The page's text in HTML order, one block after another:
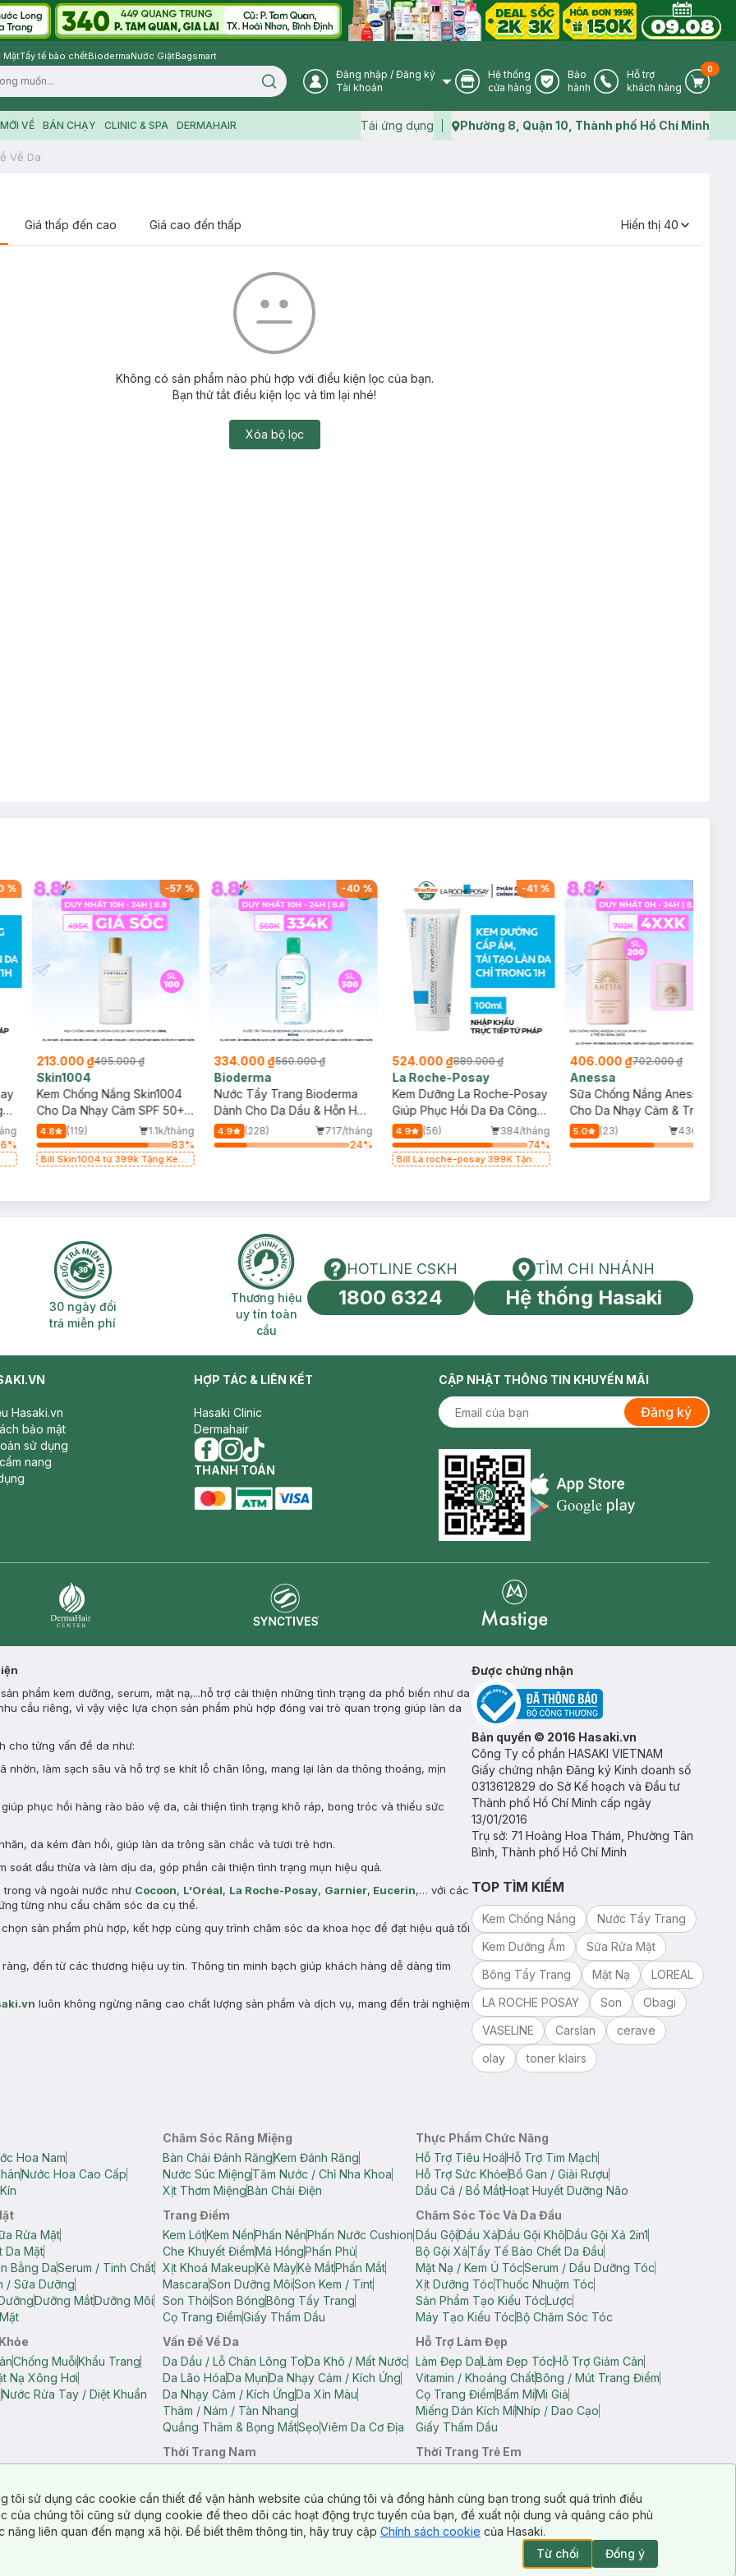
MặtTẩy tế bào chếtBiodermaNước GiặtBagsmart
Search icon User Icon
Đăng nhập / Đăng ký
Tài khoản
Store Icon
Hệ thống
cửa hàng
Warranty Icon
Bảo
hành
Phone Icon
Hỗ trợ
khách hàng
Cart
0
VỀ BÁN CHẠY CLINIC & SPA DERMAHAIR Tải ứng dụng Map icon
Phường 8, Quận 10, Thành phố Hồ Chí Minh
Về Da
Giá thấp đến cao Giá cao đến thấp Hiển thị 40
Không có sản phẩm nào phù hợp với điều kiện lọc của bạn.
Bạn thử tắt điều kiện lọc và tìm lại nhé!
Xóa bộ lọc
%
%
-57 %
213.000 ₫495.000 ₫
Skin1004
Kem Chống Nắng Skin1004
Cho Da Nhạy Cảm SPF 50+
50ml
4.8 (119)
1.1k/tháng
83%
Bill Skin1004 từ 399k Tặng Kem
-40 %
334.000 ₫560.000 ₫
Bioderma
Nước Tẩy Trang Bioderma
Dành Cho Da Dầu & Hỗn Hợp
500ml
4.9 (228)
717/tháng
24%
-41 %
524.000 ₫889.000 ₫
La Roche-Posay
Kem Dưỡng La Roche-Posay
Giúp Phục Hồi Da Đa Công
Dụng 100ml
4.9 (56)
384/tháng
74%
Bill La roche-posay 399K Tặng
406.000 ₫702.000 ₫
Anessa
Sữa Chống Nắng Anessa
Cho Da Nhạy Cảm & Trẻ Em
60ml (Mới)
5.0 (23)
436/tháng
2H 30 ngày đổi trả miễn phí
30 ngày đổi
trả miễn phí
Thương hiệu uy tín toàn cầu
Thương hiệu
uy tín toàn
cầu
HOTLINE CSKH
HOTLINE CSKH
1800 6324
Tìm chi nhánh
TÌM CHI NHÁNH
Hệ thống Hasaki
Hasaki.vn
bảo mật
sử dụng
nang
HỢP TÁC & LIÊN KẾT
Hasaki Clinic
Dermahair
facebook
instagram
tiktok
THANH TOÁN
CẬP NHẬT THÔNG TIN KHUYẾN MÃI
Đăng ký
Appstore icon
phẩm kem dưỡng, serum, mặt nạ,...hỗ trợ cải thiện những tình trạng da phổ biến như da
cầu riêng, vì vậy việc lựa chọn sản phẩm phù hợp đóng vai trò quan trọng giúp làn da
cho từng vấn đề da như:
nhờn, làm sạch sâu và hỗ trợ se khít lỗ chân lông, mang lại làn da thông thoáng, mịn
phục hồi hàng rào bảo vệ da, cải thiện tình trạng khô ráp, bong tróc và thiếu sức
da kém đàn hồi, giúp làn da trông săn chắc và tươi trẻ hơn.
soát dầu thừa và làm dịu da, góp phần cải thiện tình trạng mụn hiệu quả.
và ngoài nước như Cocoon, L'Oréal, La Roche-Posay, Garnier, Eucerin,… với các
từng nhu cầu chăm sóc da cụ thể.
sản phẩm phù hợp, kết hợp cùng quy trình chăm sóc da khoa học để đạt hiệu quả tối
đến từ các thương hiệu uy tín. Thông tin minh bạch giúp khách hàng dễ dàng tìm
luôn không ngừng nâng cao chất lượng sản phẩm và dịch vụ, mang đến trải nghiệm
Được chứng nhận
Bản quyền © 2016 Hasaki.vn
Công Ty cổ phần HASAKI VIETNAM
Giấy chứng nhận Đăng ký Kinh doanh số
0313612829 do Sở Kế hoạch và Đầu tư
Thành phố Hồ Chí Minh cấp ngày
13/01/2016
Trụ sở: 71 Hoàng Hoa Thám, Phường Tân
Bình, Thành phố Hồ Chí Minh
TOP TÌM KIẾM
Kem Chống Nắng
Nước Tẩy Trang
Kem Dưỡng Ẩm
Sữa Rửa Mặt
Bông Tẩy Trang
Mặt Nạ
LOREAL
LA ROCHE POSAY
Son
Obagi
VASELINE
Carslan
cerave
olay
toner klairs
Hoa Nam
Nước Hoa Cao Cấp
Chăm Sóc Răng Miệng
Bàn Chải Đánh RăngKem Đánh Răng
Nước Súc MiệngTăm Nước / Chỉ Nha Khoa
Xịt Thơm MiệngBàn Chải Điện
Thực Phẩm Chức Năng
Hỗ Trợ Tiêu HoáHỗ Trợ Tim Mạch
Hỗ Trợ Sức KhỏeBổ Gan / Giải Rượu
Dầu Cá / Bổ MắtHoạt Huyết Dưỡng Não
Rửa Mặt
Da Mặt
Bằng DaSerum / Tinh Chất
/ Sữa Dưỡng
Dưỡng MắtDưỡng Môi
Trang Điểm
Kem LótKem NềnPhấn NềnPhấn Nước Cushion
Che Khuyết ĐiểmMá HồngPhấn Phủ
Xịt Khoá MakeupKẻ MàyKẻ MắtPhấn Mắt
MascaraSon Dưỡng MôiSon Kem / Tint
Son ThỏiSon BóngBông Tẩy Trang
Cọ Trang ĐiểmGiấy Thấm Dầu
Chăm Sóc Tóc Và Da Đầu
Dầu GộiDầu XảDầu Gội KhôDầu Gội Xả 2in1
Bộ Gội XảTẩy Tế Bào Chết Da Đầu
Mặt Nạ / Kem Ủ TócSerum / Dầu Dưỡng Tóc
Xịt Dưỡng TócThuốc Nhuộm Tóc
Sản Phẩm Tạo Kiểu TócLược
Máy Tạo Kiểu TócBộ Chăm Sóc Tóc
Chống MuỗiKhẩu Trang
Nạ Xông Hơi
Nước Rửa Tay / Diệt Khuẩn
Vấn Đề Về Da
Da Dầu / Lỗ Chân Lông ToDa Khô / Mất Nước
Da Lão HóaDa MụnDa Nhạy Cảm / Kích Ứng
Da Nhạy Cảm / Kích ỨngDa Xỉn Màu
Thâm / Nám / Tàn Nhang
Quầng Thâm & Bọng MắtSẹoViêm Da Cơ Địa
Hỗ Trợ Làm Đẹp
Làm Đẹp DaLàm Đẹp TócHỗ Trợ Giảm Cân
Vitamin / Khoáng ChấtBông / Mút Trang Điểm
Cọ Trang ĐiểmBấm MiMi Giả
Miếng Dán Kích MíNhíp / Dao Cạo
Giấy Thấm Dầu
Short Nữ
Thời Trang Nam
Thời Trang Trẻ Em
tôi sử dụng các cookie cần thiết để vận hành website của chúng tôi và đồng hành cùng bạn trong suốt quá trình điều
của chúng tôi cũng sử dụng cookie để theo dõi các hoạt động trực tuyến của bạn, đề xuất nội dung và quảng cáo phù
liên quan đến mạng xã hội. Để biết thêm thông tin, hãy truy cập Chính sách cookie của Hasaki.
Từ chối
Đồng ý